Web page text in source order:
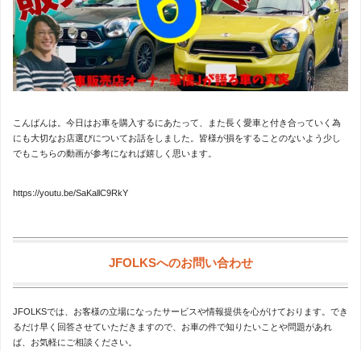
こんばんは。今日はお車を購入するにあたって、また長く愛車と付き合っていく為
にも大切なお店選びについてお話をしました。皆様が損をすることのないよう少し
でもこちらの動画が参考になれば嬉しく思います。
https://youtu.be/SaKallC9RkY
JFOLKSへのお問い合わせ
JFOLKSでは、お客様の立場になったサービスや情報提供を心がけております。でき
るだけ早く回答させていただきますので、お車の件で知りたいことや問題があれ
ば、お気軽にご相談ください。